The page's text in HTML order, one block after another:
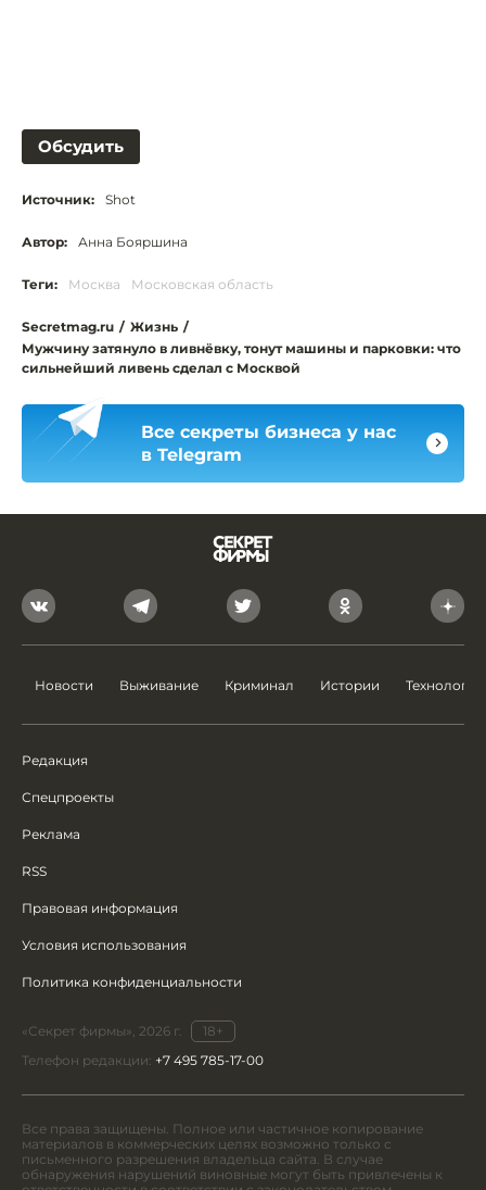
Обсудить
Источник: Shot
Автор: Анна Бояршина
Теги: Москва Московская область
Secretmag.ru / Жизнь /
Мужчину затянуло в ливнёвку, тонут машины и парковки: что
сильнейший ливень сделал с Москвой
Все секреты бизнеса у нас
в Telegram
Новости Выживание Криминал Истории Технологии
Редакция
Спецпроекты
Реклама
RSS
Правовая информация
Условия использования
Политика конфиденциальности
«Секрет фирмы», 2026 г.
18+
Телефон редакции: +7 495 785-17-00
Все права защищены. Полное или частичное копирование
материалов в коммерческих целях возможно только с
письменного разрешения владельца сайта. В случае
обнаружения нарушений виновные могут быть привлечены к